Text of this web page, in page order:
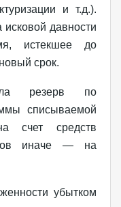
и т.д.).
давности
истекшее до
срок.
резерв по
списываемой
счет средств
иначе — на
убытком